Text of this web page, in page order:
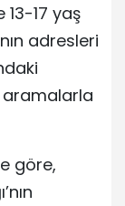
17 yaş
adresleri
göre,